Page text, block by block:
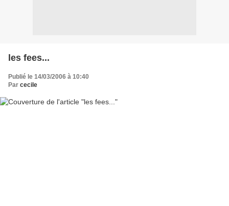
les fees...
Publié le 14/03/2006 à 10:40
Par cecile